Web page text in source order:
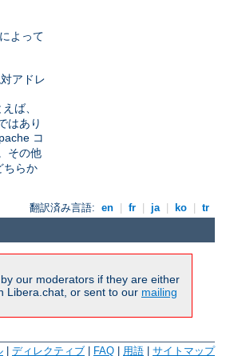
よって
アドレ
ば、
はあり
コ
その他
ちらか
翻訳済み言語: en fr ja ko tr
our moderators if they are either
Libera.chat, or sent to our mailing
| ディレクティブ | FAQ | 用語 | サイトマップ